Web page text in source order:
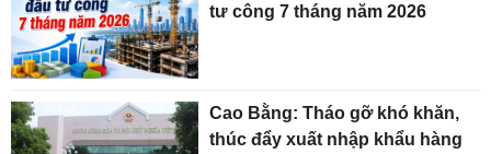
tư công 7 tháng năm 2026
Cao Bằng: Tháo gỡ khó khăn,
thúc đẩy xuất nhập khẩu hàng